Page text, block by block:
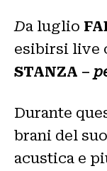
Da luglio
esibirsi live
STANZA –
Durante
brani del
acustica e